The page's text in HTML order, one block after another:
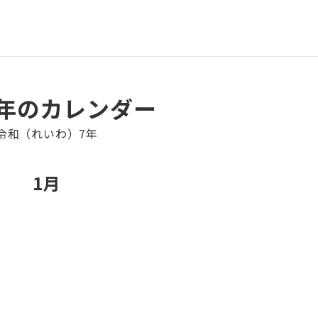
のカレンダー
和（れいわ）7年
1月